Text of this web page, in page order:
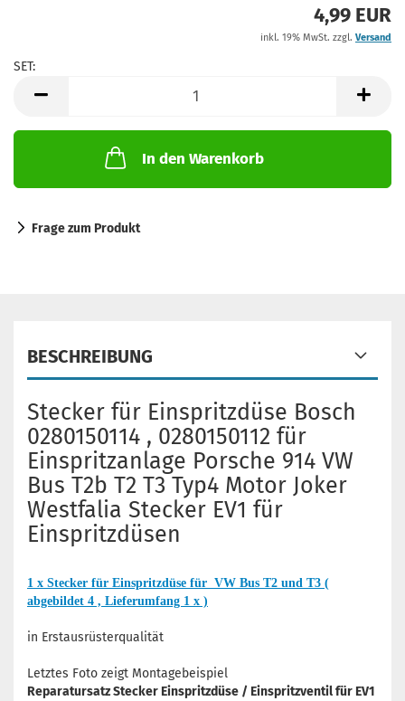
4,99 EUR
inkl. 19% MwSt. zzgl. Versand
SET:
In den Warenkorb
Frage zum Produkt
BESCHREIBUNG
Stecker für Einspritzdüse Bosch
0280150114 , 0280150112 für
Einspritzanlage Porsche 914 VW
Bus T2b T2 T3 Typ4 Motor Joker
Westfalia Stecker EV1 für
Einspritzdüsen
1 x Stecker für Einspritzdüse für VW Bus T2 und T3 (
abgebildet 4 , Lieferumfang 1 x )
in Erstausrüsterqualität
Letztes Foto zeigt Montagebeispiel
Reparatursatz Stecker Einspritzdüse / Einspritzventil für EV1